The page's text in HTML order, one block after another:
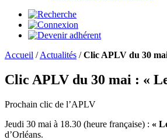
Accueil /Actualités /Clic APLV du 30
Clic APLV du 30 mai : «
Prochain clic de l’APLV
Jeudi 30 mai à 18.30 (heure française) : «
d’Orléans.